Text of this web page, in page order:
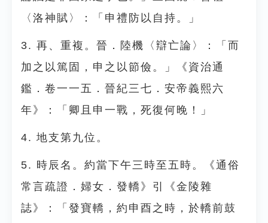
〈洛神賦〉：「申禮防以自持。」
3. 再、重複。晉．陸機〈辯亡論〉：「而
加之以篤固，申之以節儉。」《資治通
鑑．卷一一五．晉紀三七．安帝義熙六
年》：「卿且申一戰，死復何晚！」
4. 地支第九位。
5. 時辰名。約當下午三時至五時。《通俗
常言疏證．婦女．發轎》引《金陵雜
誌》：「發寶轎，約申酉之時，於轎前鼓